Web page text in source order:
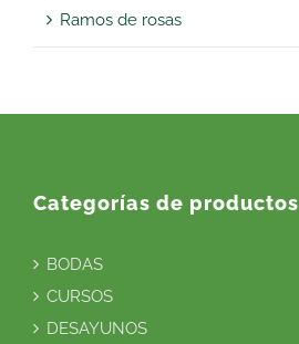
Ramos de rosas
Categorías de productos
BODAS
CURSOS
DESAYUNOS